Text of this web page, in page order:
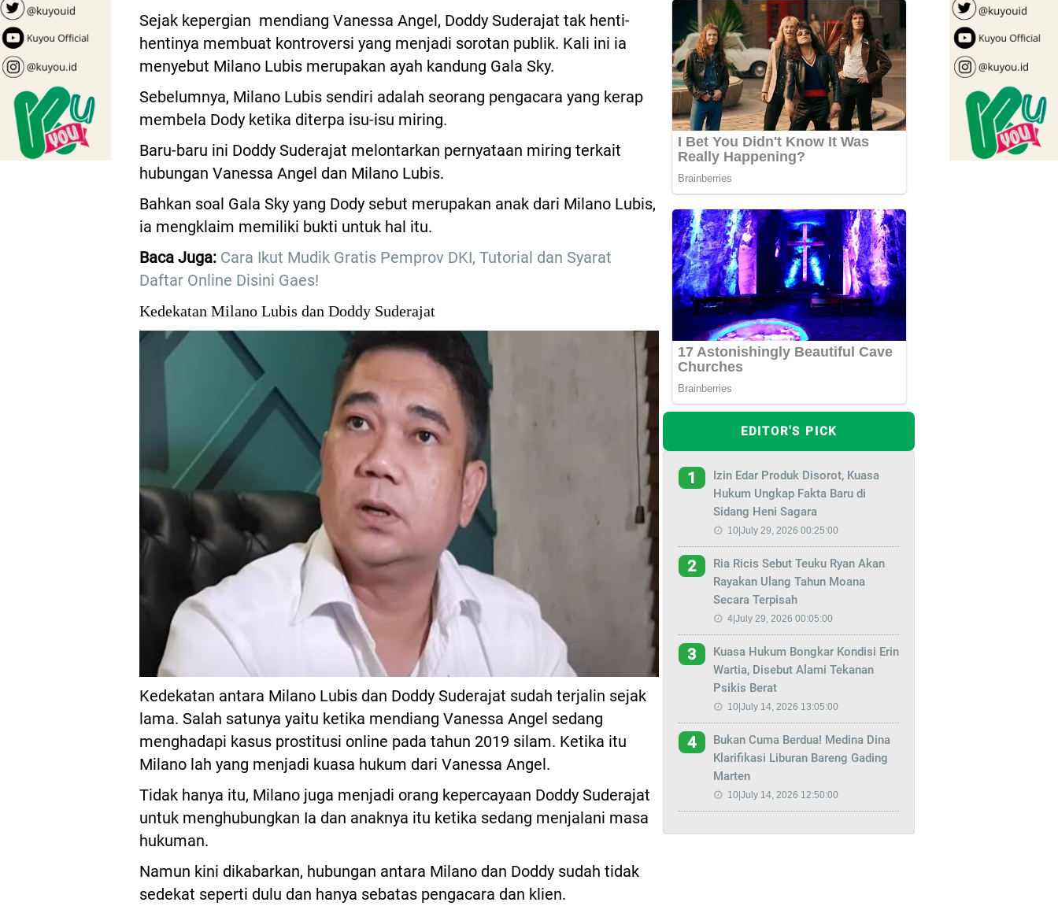
Sejak kepergian mendiang Vanessa Angel, Doddy Suderajat tak henti-
hentinya membuat kontroversi yang menjadi sorotan publik. Kali ini ia
menyebut Milano Lubis merupakan ayah kandung Gala Sky.
Sebelumnya, Milano Lubis sendiri adalah seorang pengacara yang kerap
membela Dody ketika diterpa isu-isu miring.
Baru-baru ini Doddy Suderajat melontarkan pernyataan miring terkait
hubungan Vanessa Angel dan Milano Lubis.
Bahkan soal Gala Sky yang Dody sebut merupakan anak dari Milano Lubis,
ia mengklaim memiliki bukti untuk hal itu.
Baca Juga: Cara Ikut Mudik Gratis Pemprov DKI, Tutorial dan Syarat
Daftar Online Disini Gaes!
Kedekatan Milano Lubis dan Doddy Suderajat
Kedekatan antara Milano Lubis dan Doddy Suderajat sudah terjalin sejak
lama. Salah satunya yaitu ketika mendiang Vanessa Angel sedang
menghadapi kasus prostitusi online pada tahun 2019 silam. Ketika itu
Milano lah yang menjadi kuasa hukum dari Vanessa Angel.
Tidak hanya itu, Milano juga menjadi orang kepercayaan Doddy Suderajat
untuk menghubungkan Ia dan anaknya itu ketika sedang menjalani masa
hukuman.
Namun kini dikabarkan, hubungan antara Milano dan Doddy sudah tidak
sedekat seperti dulu dan hanya sebatas pengacara dan klien.
EDITOR'S PICK
1
Izin Edar Produk Disorot, Kuasa
Hukum Ungkap Fakta Baru di
Sidang Heni Sagara
10|July 29, 2026 00:25:00
2
Ria Ricis Sebut Teuku Ryan Akan
Rayakan Ulang Tahun Moana
Secara Terpisah
4|July 29, 2026 00:05:00
3
Kuasa Hukum Bongkar Kondisi Erin
Wartia, Disebut Alami Tekanan
Psikis Berat
10|July 14, 2026 13:05:00
4
Bukan Cuma Berdua! Medina Dina
Klarifikasi Liburan Bareng Gading
Marten
10|July 14, 2026 12:50:00